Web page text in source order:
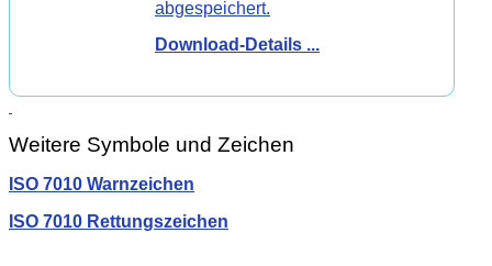
abgespeichert.
Download-Details ...
Weitere Symbole und Zeichen
ISO 7010 Warnzeichen
ISO 7010 Rettungszeichen